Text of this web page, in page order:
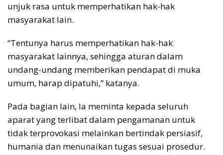
unjuk rasa untuk memperhatikan hak-hak
masyarakat lain.
“Tentunya harus memperhatikan hak-hak
masyarakat lainnya, sehingga aturan dalam
undang-undang memberikan pendapat di muka
umum, harap dipatuhi,” katanya.
Pada bagian lain, Ia meminta kepada seluruh
aparat yang terlibat dalam pengamanan untuk
tidak terprovokasi melainkan bertindak persiasif,
humania dan menunaikan tugas sesuai prosedur.